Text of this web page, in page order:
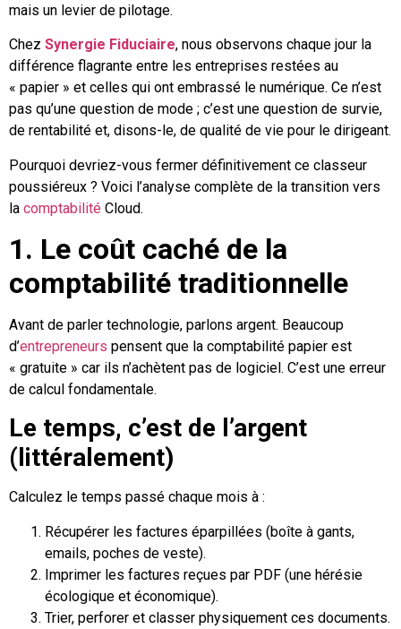
mais un levier de pilotage.
Chez Synergie Fiduciaire, nous observons chaque jour la
différence flagrante entre les entreprises restées au
« papier » et celles qui ont embrassé le numérique. Ce n’est
pas qu’une question de mode ; c’est une question de survie,
de rentabilité et, disons-le, de qualité de vie pour le dirigeant.
Pourquoi devriez-vous fermer définitivement ce classeur
poussiéreux ? Voici l’analyse complète de la transition vers
la comptabilité Cloud.
1. Le coût caché de la
comptabilité traditionnelle
Avant de parler technologie, parlons argent. Beaucoup
d’entrepreneurs pensent que la comptabilité papier est
« gratuite » car ils n’achètent pas de logiciel. C’est une erreur
de calcul fondamentale.
Le temps, c’est de l’argent
(littéralement)
Calculez le temps passé chaque mois à :
Récupérer les factures éparpillées (boîte à gants,
emails, poches de veste).
Imprimer les factures reçues par PDF (une hérésie
écologique et économique).
Trier, perforer et classer physiquement ces documents.